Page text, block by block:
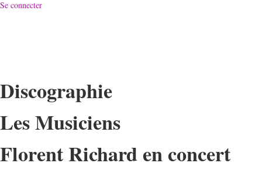
Se connecter
Discographie
Les Musiciens
Florent Richard en concert